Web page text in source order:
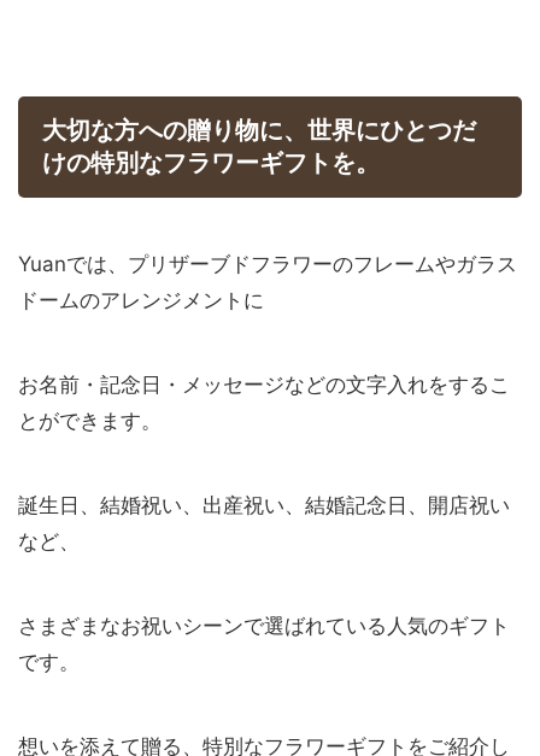
大切な方への贈り物に、世界にひとつだ
けの特別なフラワーギフトを。
Yuanでは、プリザーブドフラワーのフレームやガラス
ドームのアレンジメントに
お名前・記念日・メッセージなどの文字入れをするこ
とができます。
誕生日、結婚祝い、出産祝い、結婚記念日、開店祝い
など、
さまざまなお祝いシーンで選ばれている人気のギフト
です。
想いを添えて贈る、特別なフラワーギフトをご紹介し